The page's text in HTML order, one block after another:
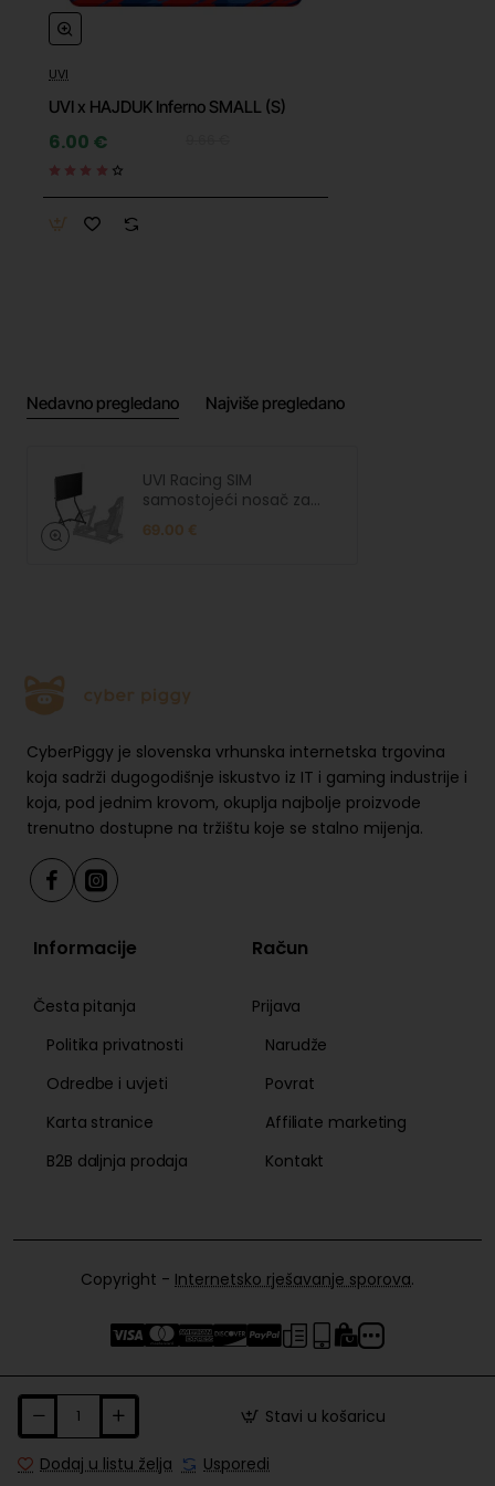
Stavi u košaricu
Dodaj u listu želja Usporedi
-38%
UVI
UVI x HAJDUK Inferno SMALL (S)
6.00 €
Nedavno pregledano Najviše pregledano
UVI Racing SIM
samostojeći nosač za
monitor/TV
69.00 €
CyberPiggy je slovenska vrhunska internetska trgovina
koja sadrži dugogodišnje iskustvo iz IT i gaming industrije i
koja, pod jednim krovom, okuplja najbolje proizvode
trenutno dostupne na tržištu koje se stalno mijenja.
Informacije
Česta pitanja
Politika privatnosti
Odredbe i uvjeti
Karta stranice
B2B daljnja prodaja
Račun
Prijava
Narudže
Povrat
Affiliate marketing
Kontakt
Copyright - Internetsko rješavanje sporova.